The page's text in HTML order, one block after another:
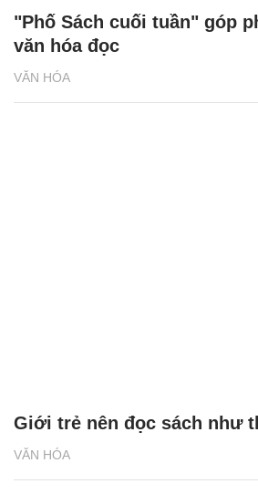
VĂN HÓA
"Phố Sách cuối tuần" góp
văn hóa đọc
VĂN HÓA
Giới trẻ nên đọc sách như